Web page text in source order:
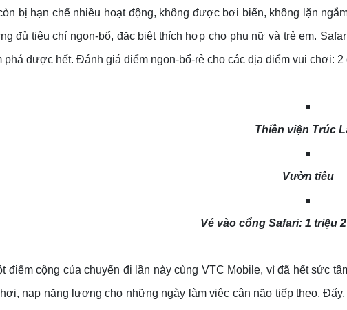
bị hạn chế nhiều hoạt động, không được bơi biển, không lặn
đủ tiêu chí ngon-bổ, đặc biệt thích hợp cho phụ nữ và trẻ em.
phá được hết. Đánh giá điểm ngon-bổ-rẻ cho các địa điểm vui chơi: 2
Thiền viện Trúc
Vườn tiêu
Vé vào cổng Safari: 1 triệu
điểm cộng của chuyến đi lần này cùng VTC Mobile, vì đã hết sức
nạp năng lượng cho những ngày làm việc cân não tiếp theo.